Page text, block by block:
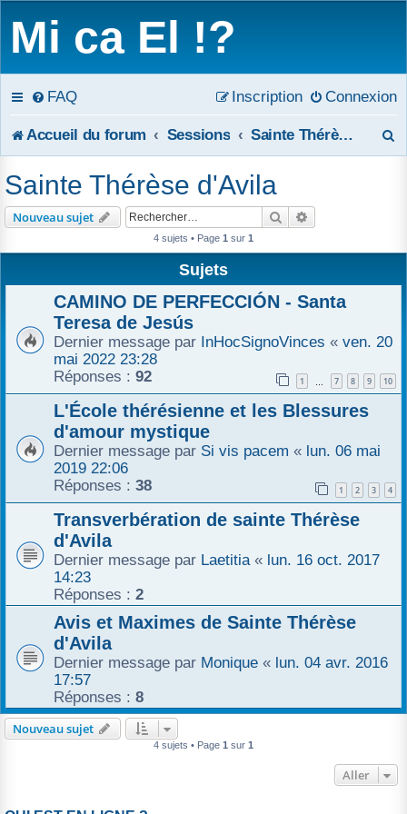
Mi ca El !?
FAQ Connexion
Inscription
Accueil du forum Sessions Sainte Thérèse d'Avila
e
Sainte Thérèse d'Avila
Nouveau sujet Rechercher
4 sujets • Page 1 sur 1
Sujets
CAMINO DE PERFECCIÓN - Santa
Teresa de Jesús
Dernier message par InHocSignoVinces « ven. 20
mai 2022 23:28
Réponses : 92 1 … 7 8 9 10
L'École thérésienne et les Blessures
d'amour mystique
Dernier message par Si vis pacem « lun. 06 mai
2019 22:06
Réponses : 38 1 2 3 4
Transverbération de sainte Thérèse
d'Avila
Dernier message par Laetitia « lun. 16 oct. 2017
14:23
Réponses : 2
Avis et Maximes de Sainte Thérèse
d'Avila
Dernier message par Monique « lun. 04 avr. 2016
17:57
Réponses : 8
Nouveau sujet
4 sujets • Page 1 sur 1
Aller